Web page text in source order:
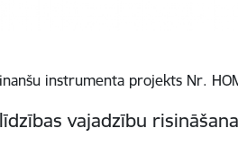
instrumenta projekts Nr.
vajadzību